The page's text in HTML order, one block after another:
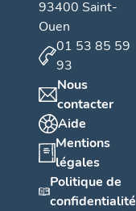
93400 Saint-
Ouen
01 53 85 59
93
Nous
contacter
Aide
Mentions
légales
Politique de
confidentialité